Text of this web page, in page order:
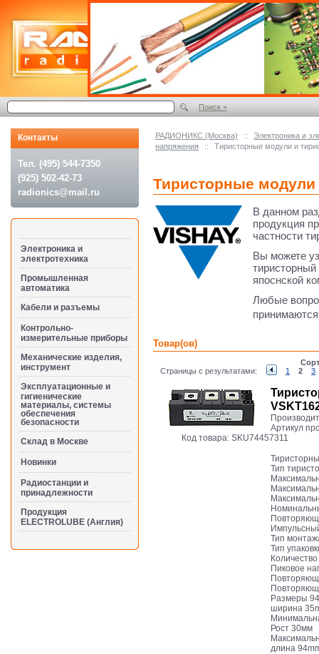
РАДИОНИКС (Москва) ::
Электроника и
напряжения
:: Тиристорные модули и
Тиристорные модули
В данном
продукция
частности
Вы можете
япоснской
Любые
Товар(ов)
Страницы с результатами:
1 2 3
Артикул
Код товара: SKU74457311
Тип
Тип
Тип
Пиковое
Размеры
ширина
Рост 30мм
длина
Контакты
Тел. (495) 544-7350
(925) 502-42-73
radionics@mail.ru
Электроника и
электротехника
Промышленная
автоматика
Кабели и разъемы
Контрольно-
измерительные приборы
Механические изделия,
инструмент
Эксплуатационные и
гигиенические
материалы, системы
обеспечения
безопасности
Cклад в Москве
Новинки
Радиостанции и
принадлежности
Продукция
ELECTROLUBE (Англия)
Поиск +